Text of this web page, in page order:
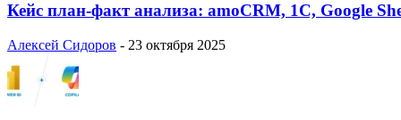
Кейс план-факт анализа: amoCRM, 1C, Google
Алексей Сидоров - 23 октября 2025